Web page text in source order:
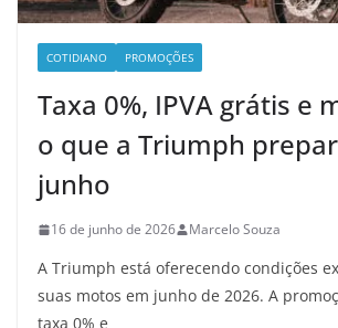
COTIDIANO PROMOÇÕES
Taxa 0%, IPVA grátis e
o que a Triumph
junho
16 de junho de 2026 Marcelo Souza
A Triumph está oferecendo condições
suas motos em junho de 2026. A
taxa 0% e